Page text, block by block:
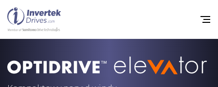
Home